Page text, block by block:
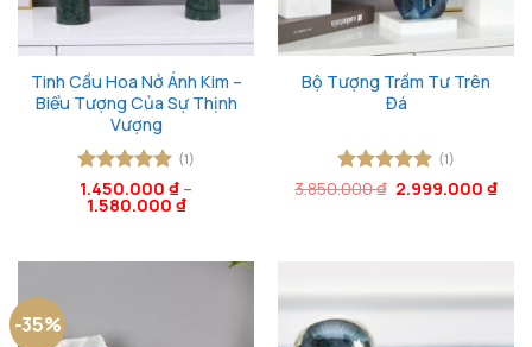
Tinh Cầu Hoa Nở Ánh Kim –
Biểu Tượng Của Sự Thịnh
Vượng
Được xếp
hạng55
(1)
1.450.000 ₫ –
1.580.000 ₫
Bộ Tượng Trầm Tư Trên
Đá
Được xếp
(1)
3.850.000₫ Giá
2.999.000 ₫Giá
-35%